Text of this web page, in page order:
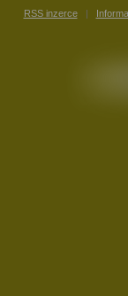
RSS inzerce |